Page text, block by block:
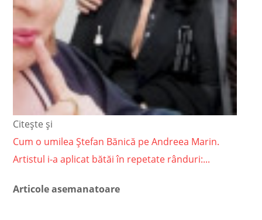
Citește și
Cum o umilea Ștefan Bănică pe Andreea Marin.
Artistul i-a aplicat bătăi în repetate rânduri:...
Articole asemanatoare